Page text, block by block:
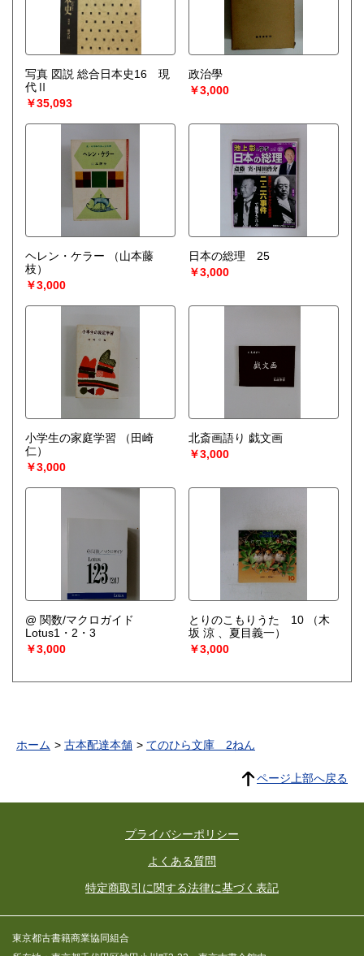
写真 図説 総合日本史16 現
代Ⅱ
￥35,093
政治學
￥3,000
ヘレン・ケラー
（山本藤
枝）
￥3,000
日本の総理 25
￥3,000
小学生の家庭学習
（田崎
仁）
￥3,000
北斎画語り 戯文画
￥3,000
@ 関数/マクロガイド
Lotus1・2・3
￥3,000
とりのこもりうた 10
（木
坂 涼 、夏目義一）
￥3,000
ホーム 古本配達本舗 てのひら文庫 2ねん
ページ上部へ戻る
プライバシーポリシー
よくある質問
特定商取引に関する法律に基づく表記
東京都古書籍商業協同組合